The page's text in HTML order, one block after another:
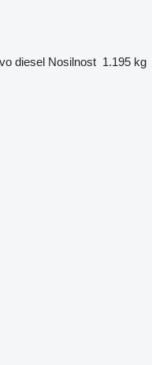
diesel Nosilnost 1.195 kg